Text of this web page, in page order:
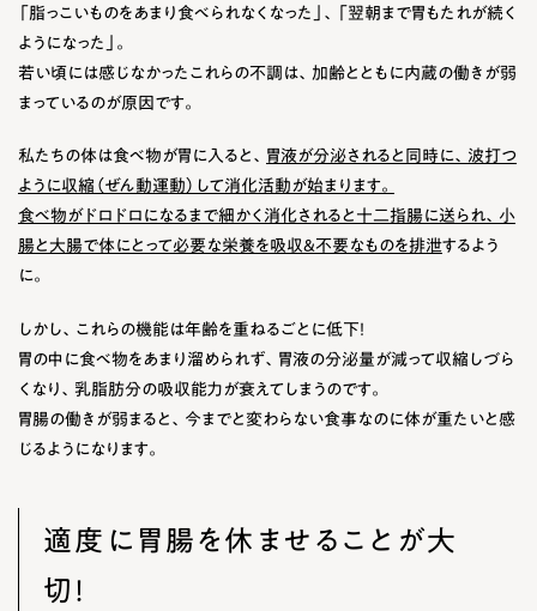
「脂っこいものをあまり食べられなくなった」、「翌朝まで胃もたれが続く
ようになった」。
若い頃には感じなかったこれらの不調は、加齢とともに内蔵の働きが弱
まっているのが原因です。
私たちの体は食べ物が胃に入ると、 胃液が分泌されると同時に、波打つ
ように収縮（ぜん動運動）して消化活動が始まります。
食べ物がドロドロになるまで細かく消化されると十二指腸に送られ、小
腸と大腸で体にとって必要な栄養を吸収＆不要なものを排泄するよう
に。
しかし、これらの機能は年齢を重ねるごとに低下！
胃の中に食べ物をあまり溜められず、胃液の分泌量が減って収縮しづら
くなり、乳脂肪分の吸収能力が衰えてしまうのです。
胃腸の働きが弱まると、今までと変わらない食事なのに体が重たいと感
じるようになります。
適度に胃腸を休ませることが大
切！